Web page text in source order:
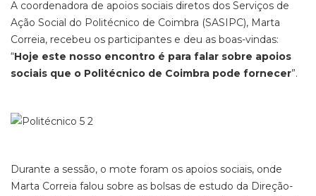
A coordenadora de apoios sociais diretos dos Serviços de
Ação Social do Politécnico de Coimbra (SASIPC), Marta
Correia, recebeu os participantes e deu as boas-vindas:
“Hoje este nosso encontro é para falar sobre apoios
sociais que o Politécnico de Coimbra pode fornecer”.
Durante a sessão, o mote foram os apoios sociais, onde
Marta Correia falou sobre as bolsas de estudo da Direção-